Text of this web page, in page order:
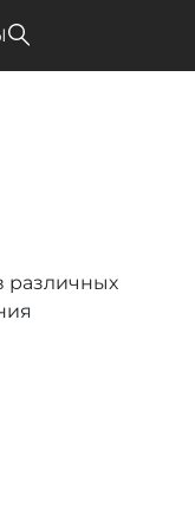
различных